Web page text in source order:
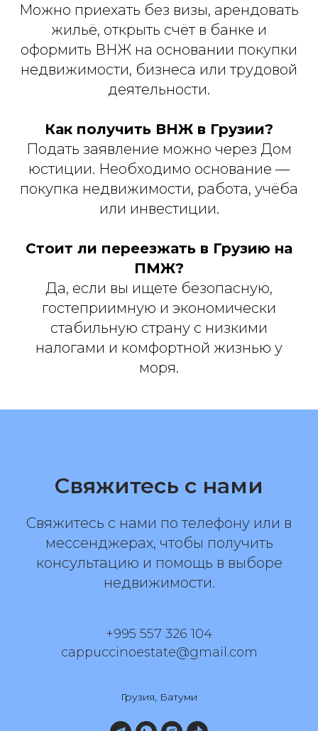
Можно приехать без визы, арендовать
жильё, открыть счёт в банке и
оформить ВНЖ на основании покупки
недвижимости, бизнеса или трудовой
деятельности.
Как получить ВНЖ в Грузии?
Подать заявление можно через Дом
юстиции. Необходимо основание —
покупка недвижимости, работа, учёба
или инвестиции.
Стоит ли переезжать в Грузию на
ПМЖ?
Да, если вы ищете безопасную,
гостеприимную и экономически
стабильную страну с низкими
налогами и комфортной жизнью у
моря.
Свяжитесь с нами
Свяжитесь с нами по телефону или в
мессенджерах, чтобы получить
консультацию и помощь в выборе
недвижимости.
+995 557 326 104
cappuccinoestate@gmail.com
Грузия, Батуми